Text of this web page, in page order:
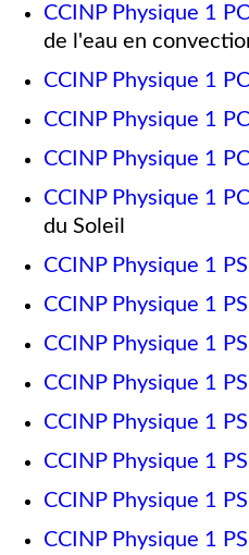
CCINP Physique 1
de l'eau en
CCINP Physique 1
CCINP Physique 1
CCINP Physique 1
CCINP Physique 1
du Soleil
CCINP Physique 1
CCINP Physique 1
CCINP Physique 1
CCINP Physique 1
CCINP Physique 1
CCINP Physique 1
CCINP Physique 1
CCINP Physique 1